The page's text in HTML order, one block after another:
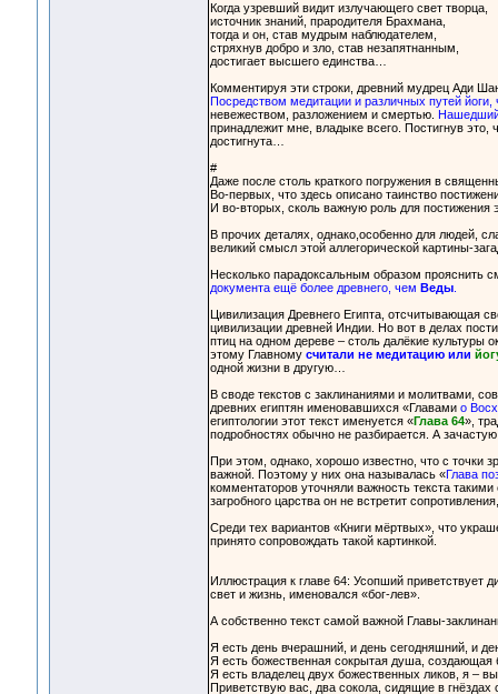
Когда узревший видит излучающего свет творца,
источник знаний, прародителя Брахмана,
тогда и он, став мудрым наблюдателем,
стряхнув добро и зло, став незапятнанным,
достигает высшего единства…
Комментируя эти строки, древний мудрец Ади
Посредством медитации и различных путей йоги,
невежеством, разложением и смертью.
Нашедший
принадлежит мне, владыке всего. Постигнув это,
достигнута…
#
Даже после столь краткого погружения в
Во-первых, что здесь описано таинство
И во-вторых, сколь важную роль для постижения
В прочих деталях, однако,особенно для людей,
великий смысл этой аллегорической картины-
Несколько парадоксальным образом прояснить
документа ещё более древнего, чем Веды.
Цивилизация Древнего Египта, отсчитывающая
цивилизации древней Индии. Но вот в делах
птиц на одном дереве – столь далёкие культуры
этому Главному считали не медитацию или
одной жизни в другую…
В своде текстов с заклинаниями и молитвами,
древних египтян именовавшихся «Главами о
египтологии этот текст именуется «Глава 64»,
подробностях обычно не разбирается. А
При этом, однако, хорошо известно, что с точки
важной. Поэтому у них она называлась «Глава
комментаторов уточняли важность текста
загробного царства он не встретит
Среди тех вариантов «Книги мёртвых», что
принято сопровождать такой картинкой.
Иллюстрация к главе 64: Усопший
свет и жизнь, именовался «бог-лев».
А собственно текст самой важной Главы-
Я есть день вчерашний, и день сегодняшний, и
Я есть божественная сокрытая душа,
Я есть владелец двух божественных ликов, я –
Приветствую вас, два сокола, сидящие в